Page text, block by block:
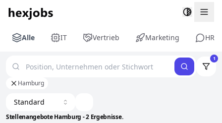
Alle IT Vertrieb Marketing HR
1
Hamburg
Stellenangebote Hamburg - 2 Ergebnisse.
Standard